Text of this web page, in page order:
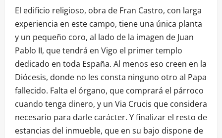
El edificio religioso, obra de Fran Castro, con larga
experiencia en este campo, tiene una única planta
y un pequeño coro, al lado de la imagen de Juan
Pablo II, que tendrá en Vigo el primer templo
dedicado en toda España. Al menos eso creen en la
Diócesis, donde no les consta ninguno otro al Papa
fallecido. Falta el órgano, que comprará el párroco
cuando tenga dinero, y un Via Crucis que considera
necesario para darle carácter. Y finalizar el resto de
estancias del inmueble, que en su bajo dispone de